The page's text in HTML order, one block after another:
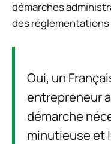
démarches
des réglementations
Oui, un
entrepreneur
démarche
minutieuse et